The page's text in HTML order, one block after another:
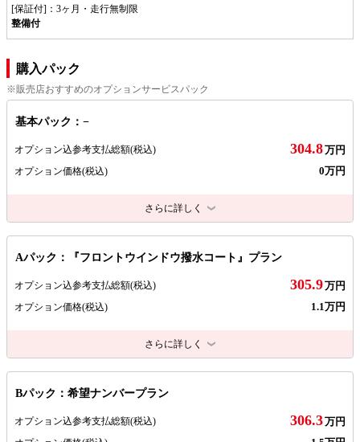
[保証付]：3ヶ月・走行無制限
整備付
購入パック
※販売店おすすめのオプションサービスパック
基本パック：−
オプション込参考支払総額(税込) 304.8万円
オプション価格(税込) 0万円
さらに詳しく
Aパック：『フロントウインドウ撥水コート』プラン
オプション込参考支払総額(税込) 305.9万円
オプション価格(税込) 1.1万円
さらに詳しく
Bパック：希望ナンバープラン
オプション込参考支払総額(税込) 306.3万円